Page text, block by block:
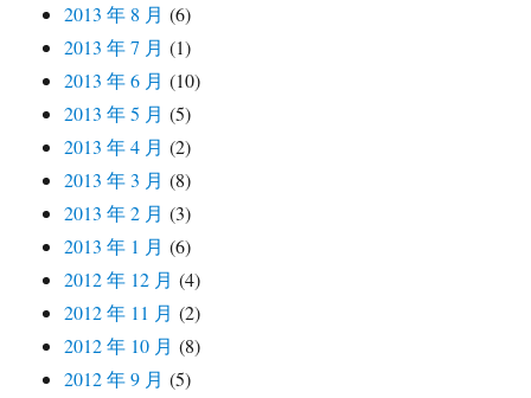
2013 年 8 月 (6)
2013 年 7 月 (1)
2013 年 6 月 (10)
2013 年 5 月 (5)
2013 年 4 月 (2)
2013 年 3 月 (8)
2013 年 2 月 (3)
2013 年 1 月 (6)
2012 年 12 月 (4)
2012 年 11 月 (2)
2012 年 10 月 (8)
2012 年 9 月 (5)